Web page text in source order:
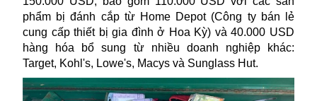
phẩm bị đánh cắp từ Home Depot (Công ty bán lẻ
cung cấp thiết bị gia đình ở Hoa Kỳ) và 40.000 USD
hàng hóa bổ sung từ nhiều doanh nghiệp khác:
Target, Kohl's, Lowe's, Macys và Sunglass Hut.